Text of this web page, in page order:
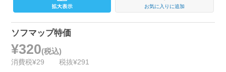
お気に入りに追加
ソフマップ特価
¥320(税込)
消費税¥29 税抜¥291